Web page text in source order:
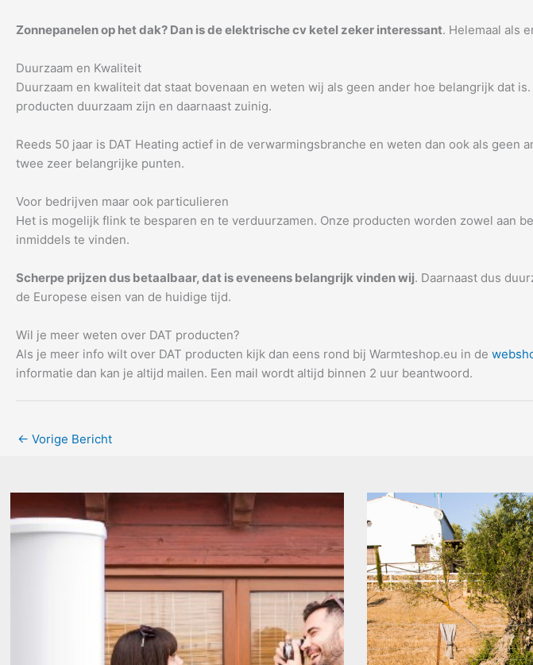
Zonnepanelen op het dak? Dan is de elektrische cv ketel zeker interessant. Helemaal als
Duurzaam en Kwaliteit
Duurzaam en kwaliteit dat staat bovenaan en weten wij als geen ander hoe belangrijk dat
producten duurzaam zijn en daarnaast zuinig.
Reeds 50 jaar is DAT Heating actief in de verwarmingsbranche en weten dan ook als
twee zeer belangrijke punten.
Voor bedrijven maar ook particulieren
Het is mogelijk flink te besparen en te verduurzamen. Onze producten worden zowel
inmiddels te vinden.
Scherpe prijzen dus betaalbaar, dat is eveneens belangrijk vinden wij. Daarnaast dus
de Europese eisen van de huidige tijd.
Wil je meer weten over DAT producten?
Als je meer info wilt over DAT producten kijk dan eens rond bij Warmteshop.eu in de
informatie dan kan je altijd mailen. Een mail wordt altijd binnen 2 uur beantwoord.
← Vorige Bericht